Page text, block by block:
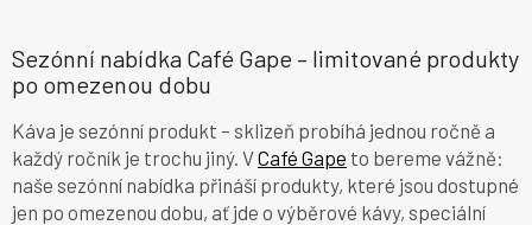
Sezónní nabídka Café Gape – limitované produkty
po omezenou dobu
Káva je sezónní produkt – sklizeň probíhá jednou ročně a
každý ročník je trochu jiný. VCafé Gape to bereme vážně:
naše sezónní nabídka přináší produkty, které jsou dostupné
jen po omezenou dobu, ať jde o výběrové kávy, speciální